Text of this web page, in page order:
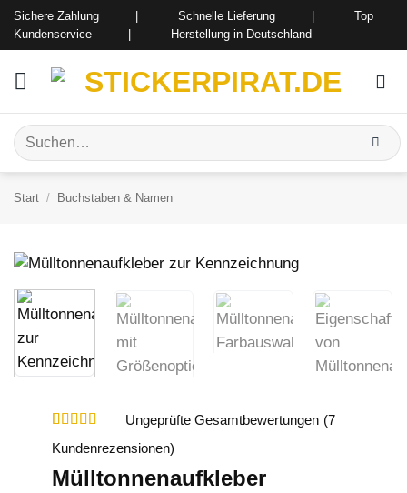
Zum
Inhalt
Sichere Zahlung | Schnelle Lieferung | Top
Kundenservice | Herstellung in Deutschland
Suchen
nach:
Start / Buchstaben & Namen
Bewertet
mit5von 5,
basierend
auf
7
Ungeprüfte Gesamtbewertungen (7
Kundenrezensionen)
Mülltonnenaufkleber